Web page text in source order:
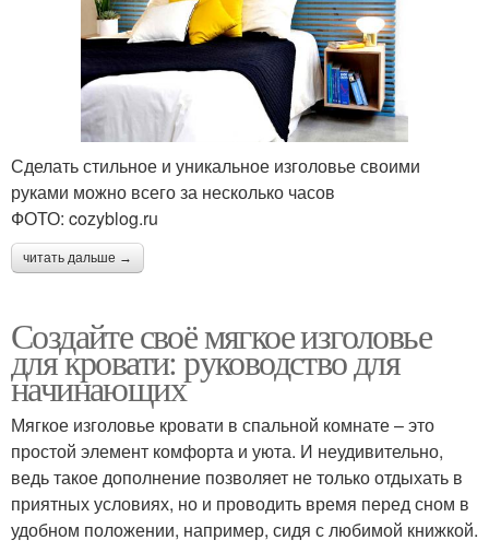
Сделать стильное и уникальное изголовье своими
руками можно всего за несколько часов
ФОТО: cozyblog.ru
читать дальше →
Создайте своё мягкое изголовье
для кровати: руководство для
начинающих
Мягкое изголовье кровати в спальной комнате – это
простой элемент комфорта и уюта. И неудивительно,
ведь такое дополнение позволяет не только отдыхать в
приятных условиях, но и проводить время перед сном в
удобном положении, например, сидя с любимой книжкой.